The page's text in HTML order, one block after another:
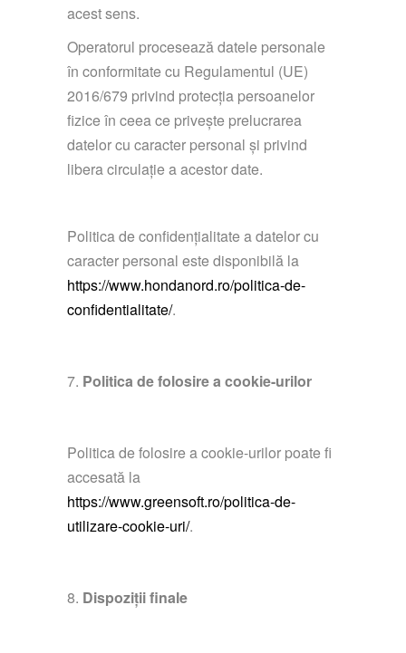
acest sens.
Operatorul procesează datele personale
în conformitate cu Regulamentul (UE)
2016/679 privind protecția persoanelor
fizice în ceea ce privește prelucrarea
datelor cu caracter personal și privind
libera circulație a acestor date.
Politica de confidențialitate a datelor cu
caracter personal este disponibilă la
https://www.hondanord.ro/politica-de-
confidentialitate/.
Politica de folosire a cookie-urilor
Politica de folosire a cookie-urilor poate fi
accesată la
https://www.greensoft.ro/politica-de-
utilizare-cookie-uri/.
Dispoziții finale